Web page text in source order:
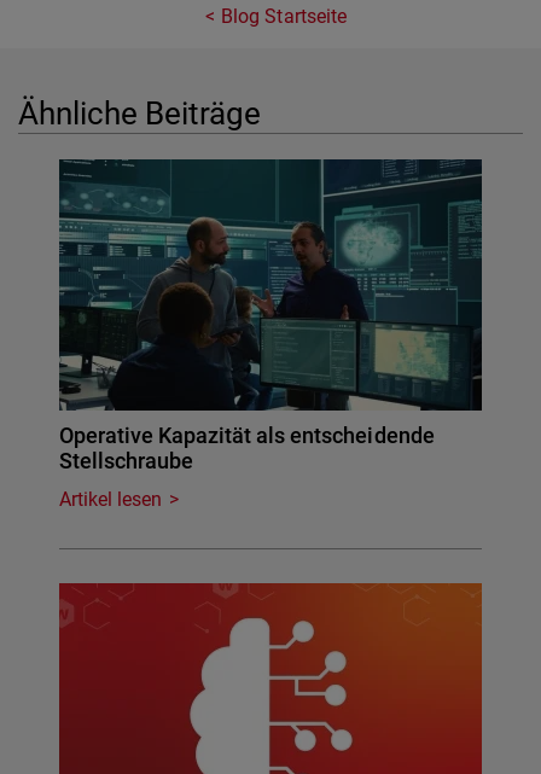
Blog Startseite
Ähnliche Beiträge
Operative Kapazität als entscheidende
Stellschraube
Artikel lesen